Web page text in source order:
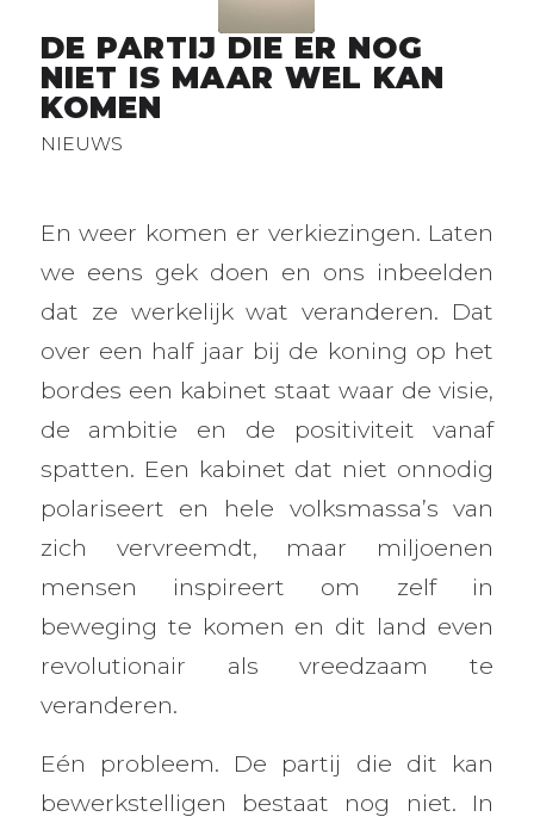
DE PARTIJ DIE ER NOG
NIET IS MAAR WEL KAN
KOMEN
NIEUWS
En weer komen er verkiezingen. Laten
we eens gek doen en ons inbeelden
dat ze werkelijk wat veranderen. Dat
over een half jaar bij de koning op het
bordes een kabinet staat waar de visie,
de ambitie en de positiviteit vanaf
spatten. Een kabinet dat niet onnodig
polariseert en hele volksmassa’s van
zich vervreemdt, maar miljoenen
mensen inspireert om zelf in
beweging te komen en dit land even
revolutionair als vreedzaam te
veranderen.
Eén probleem. De partij die dit kan
bewerkstelligen bestaat nog niet. In